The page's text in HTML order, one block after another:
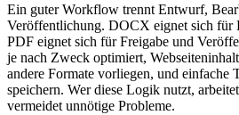
Ein guter Workflow trennt Entwurf,
Veröffentlichung. DOCX eignet sich für
PDF eignet sich für Freigabe und
je nach Zweck optimiert,
andere Formate vorliegen, und einfache
speichern. Wer diese Logik nutzt,
vermeidet unnötige Probleme.